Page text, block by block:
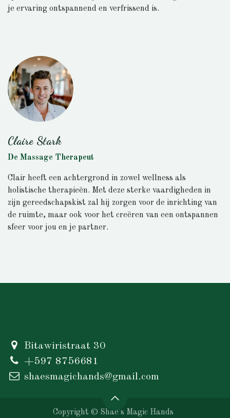
je ervaring ontspannend en verfrissend is.
Claire Stark
De Massage Therapeut
Clair heeft een achtergrond in zowel wellness als
holistische therapieën. Met deze sterke vaardigheden in
zijn gereedschapskist zal hij zorgen voor de inrichting van
de ruimte, maar ook voor het creëren van een ontspannen
sfeer voor jou en je partner.
Bitawiristraat 30
+597 8756681
shaesmagichands@gmail.com
Copyright © Shae's Magic Hands